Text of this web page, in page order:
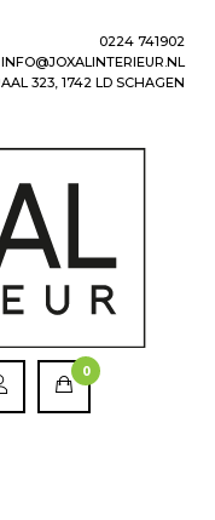
0224 741902
INFO@JOXALINTERIEUR.NL
323, 1742 LD SCHAGEN
0